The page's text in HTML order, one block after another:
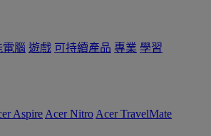
電腦 遊戲 可持續產品 專業 學習
Aspire Acer Nitro Acer TravelMate